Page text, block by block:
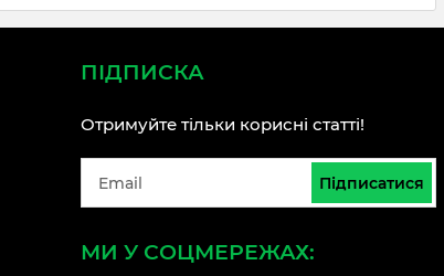
ПІДПИСКА
Отримуйте тільки корисні статті!
Підписатися
МИ У СОЦМЕРЕЖАХ: